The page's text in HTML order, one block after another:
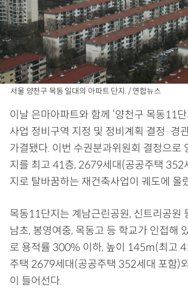
서울 양천구 목동 일대의 아파트 단지. / 연합뉴스
이날 은마아파트와 함께 ‘양천구 목동11
사업 정비구역 지정 및 정비계획 결정·경
가결됐다. 이번 수권분과위원회 결정으로
지를 최고 41층, 2679세대(공공주택 352
지로 탈바꿈하는 재건축사업이 궤도에 올
목동11단지는 계남근린공원, 신트리공원
남초, 봉영여중, 목동고 등 학교가 인접해
로 용적률 300% 이하, 높이 145m(최고
주택 2679세대(공공주택 352세대 포함)
이 들어선다.